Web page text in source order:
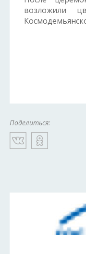
возложили
Поделиться: